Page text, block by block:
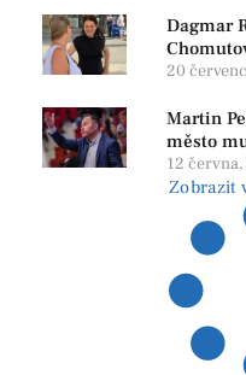
Dagmar
20
Martin
město
12
Zobrazit